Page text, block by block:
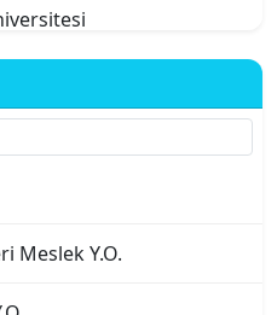
Üniversitesi
Meslek Y.O.